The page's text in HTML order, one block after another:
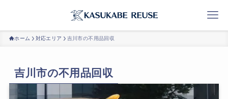
ホーム 対応エリア 吉川市の不用品回収
吉川市の不用品回収